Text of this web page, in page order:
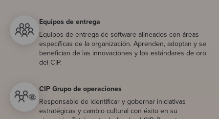
Equipos de entrega
Equipos de entrega de software alineados con áreas
específicas de la organización. Aprenden, adoptan y se
benefician de las innovaciones y los estándares de oro
del CIP.
CIP Grupo de operaciones
Responsable de identificar y gobernar iniciativas
estratégicas y cambio cultural con éxito en su